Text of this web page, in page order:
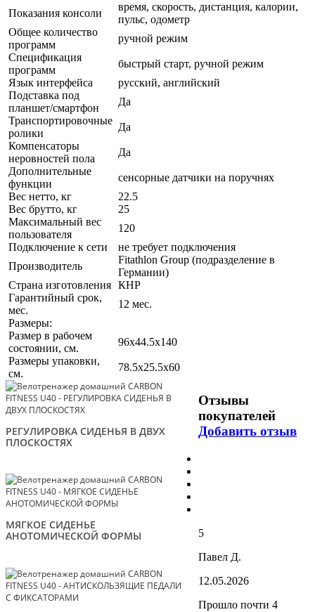
Показания консоли
время, скорость, дистанция, калории,
пульс, одометр
Общее количество
программ
ручной режим
Спецификация
программ
быстрый старт, ручной режим
Язык интерфейса
русский, английский
Подставка под
планшет/смартфон
Да
Транспортировочные
ролики
Да
Компенсаторы
неровностей пола
Да
Дополнительные
функции
сенсорные датчики на поручнях
Вес нетто, кг
22.5
Вес брутто, кг
25
Максимальный вес
пользователя
120
Подключение к сети
не требует подключения
Производитель
Fitathlon Group (подразделение в
Германии)
Страна изготовления КНР
Гарантийный срок,
мес.
12 мес.
Размеры:
Размер в рабочем
состоянии, см.
96х44.5x140
Размеры упаковки,
см.
78.5х25.5x60
РЕГУЛИРОВКА СИДЕНЬЯ В ДВУХ
ПЛОСКОСТЯХ
МЯГКОЕ СИДЕНЬЕ
АНОТОМИЧЕСКОЙ ФОРМЫ
Отзывы
покупателей
Добавить отзыв
5
Павел Д.
12.05.2026
Прошло почти 4